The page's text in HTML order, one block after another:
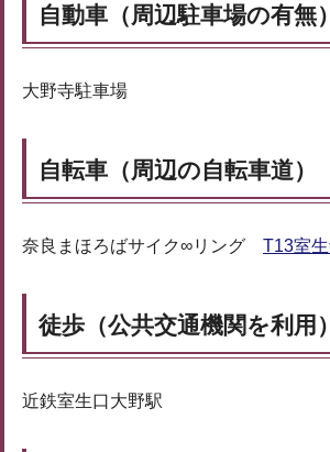
自動車（周辺駐車場の有無）
大野寺駐車場
自転車（周辺の自転車道）
奈良まほろばサイク∞リング T13室
徒歩（公共交通機関を利用）
近鉄室生口大野駅